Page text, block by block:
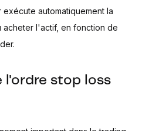
automatiquement la
l'actif, en fonction de
l'ordre stop loss